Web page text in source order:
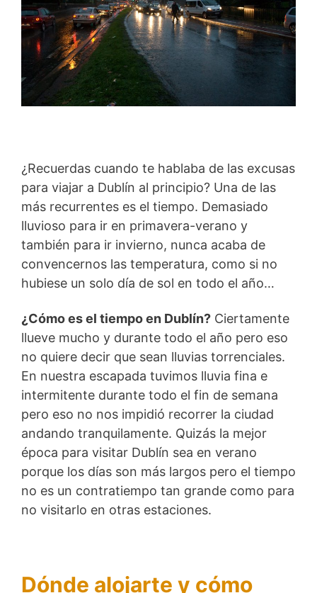
¿Recuerdas cuando te hablaba de las excusas
para viajar a Dublín al principio? Una de las
más recurrentes es el tiempo. Demasiado
lluvioso para ir en primavera-verano y
también para ir invierno, nunca acaba de
convencernos las temperatura, como si no
hubiese un solo día de sol en todo el año…
¿Cómo es el tiempo en Dublín? Ciertamente
llueve mucho y durante todo el año pero eso
no quiere decir que sean lluvias torrenciales.
En nuestra escapada tuvimos lluvia fina e
intermitente durante todo el fin de semana
pero eso no nos impidió recorrer la ciudad
andando tranquilamente. Quizás la mejor
época para visitar Dublín sea en verano
porque los días son más largos pero el tiempo
no es un contratiempo tan grande como para
no visitarlo en otras estaciones.
Dónde alojarte y cómo